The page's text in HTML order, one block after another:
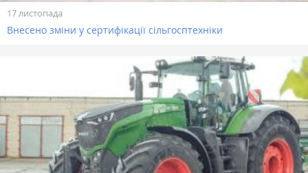
17 листопада
Внесено зміни у сертифікації сільгосптехніки